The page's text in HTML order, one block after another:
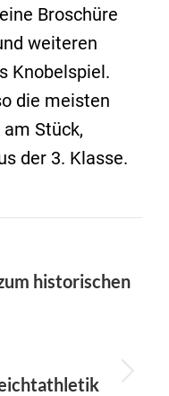
Broschüre
weiteren
Knobelspiel.
die meisten
Stück,
der 3. Klasse.
historischen